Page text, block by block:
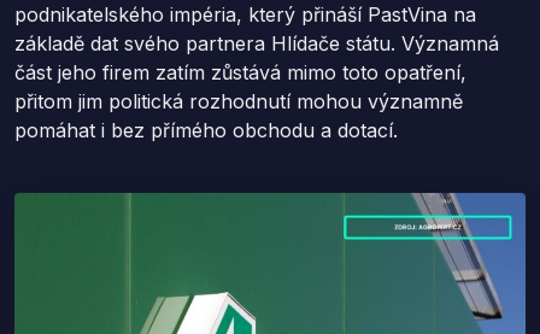
podnikatelského impéria, který přináší PastVina na
základě dat svého partnera Hlídače státu. Významná
část jeho firem zatím zůstává mimo toto opatření,
přitom jim politická rozhodnutí mohou významně
pomáhat i bez přímého obchodu a dotací.